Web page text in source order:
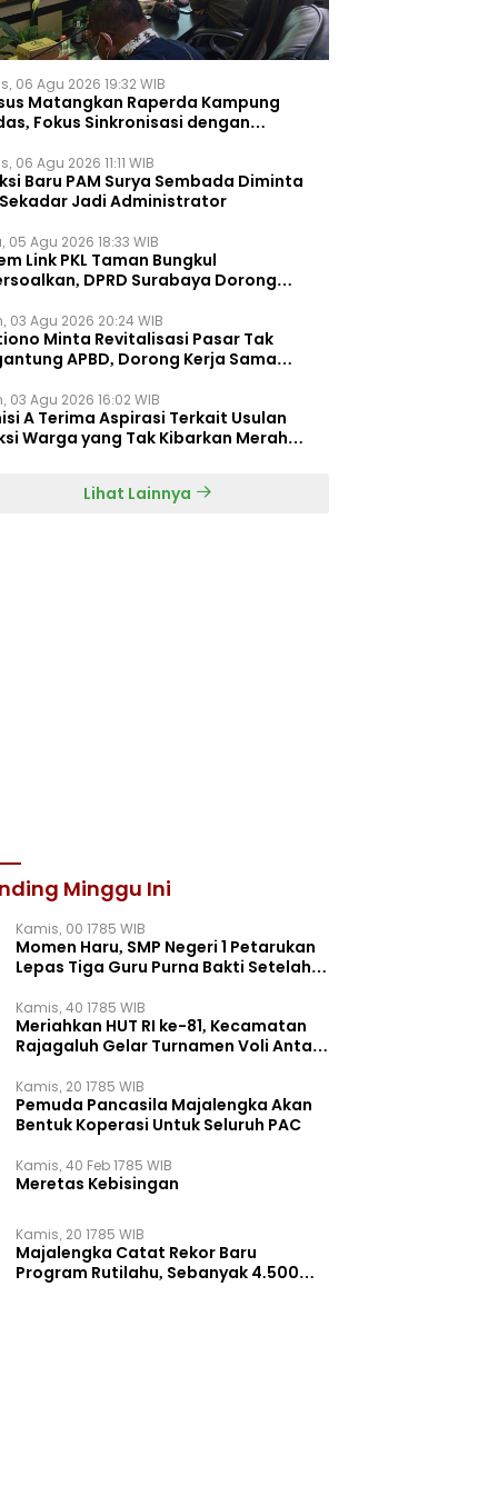
06 Agu 2026 19:32 WIB
Matangkan Raperda Kampung
Fokus Sinkronisasi dengan
06 Agu 2026 11:11 WIB
Baru PAM Surya Sembada Diminta
Jadi Administrator
05 Agu 2026 18:33 WIB
Link PKL Taman Bungkul
DPRD Surabaya Dorong
03 Agu 2026 20:24 WIB
Minta Revitalisasi Pasar Tak
APBD, Dorong Kerja Sama
03 Agu 2026 16:02 WIB
A Terima Aspirasi Terkait Usulan
Warga yang Tak Kibarkan Merah
Lihat Lainnya
Minggu Ini
Kamis, 00 1785 WIB
Momen Haru, SMP Negeri 1 Petarukan
Lepas Tiga Guru Purna Bakti Setelah
Kamis, 40 1785 WIB
Meriahkan HUT RI ke-81, Kecamatan
Rajagaluh Gelar Turnamen Voli Antar
Kamis, 20 1785 WIB
Pemuda Pancasila Majalengka Akan
Bentuk Koperasi Untuk Seluruh PAC
Kamis, 40 Feb 1785 WIB
Meretas Kebisingan
Kamis, 20 1785 WIB
Majalengka Catat Rekor Baru
Program Rutilahu, Sebanyak 4.500